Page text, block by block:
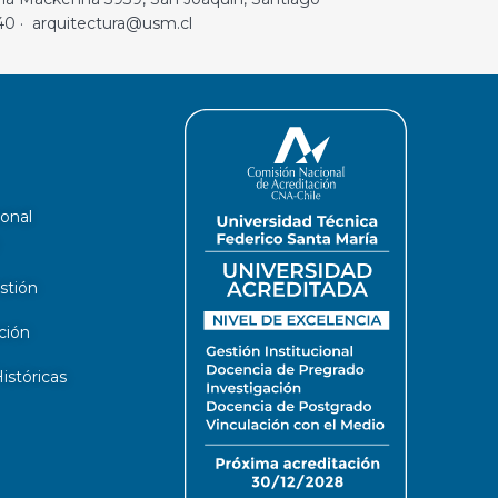
· arquitectura@usm.cl